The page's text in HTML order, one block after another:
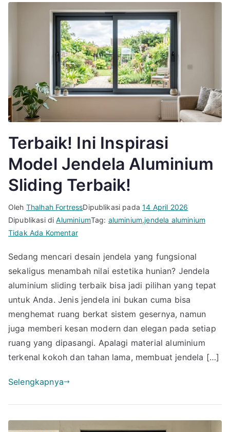
Terbaik! Ini Inspirasi
Model Jendela Aluminium
Sliding Terbaik!
Oleh Thalhah FortressDipublikasi pada14 April 2026
Dipublikasi diAluminiumTag: aluminium,jendela aluminium
Tidak Ada Komentarpada
Ini
Inspirasi
Model
Jendela
Aluminium
Sliding
Terbaik!
Sedang mencari desain jendela yang fungsional
sekaligus menambah nilai estetika hunian? Jendela
aluminium sliding terbaik bisa jadi pilihan yang tepat
untuk Anda. Jenis jendela ini bukan cuma bisa
menghemat ruang berkat sistem gesernya, namun
juga memberi kesan modern dan elegan pada setiap
ruang yang dipasangi. Apalagi material aluminium
terkenal kokoh dan tahan lama, membuat jendela […]
Selengkapnya